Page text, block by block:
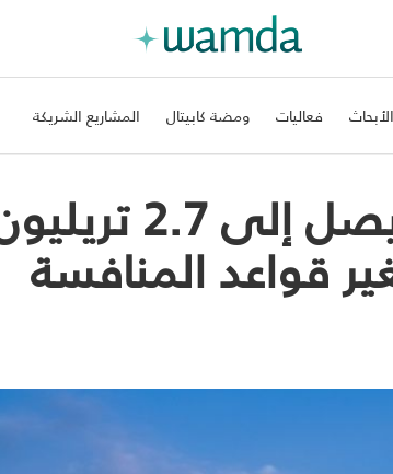
الأبحاث فعاليات ومضة كابيتال المشاريع الشريكة
قطاع إدارة الأصول الخليجي يصل إلى
قواعد المنافسة